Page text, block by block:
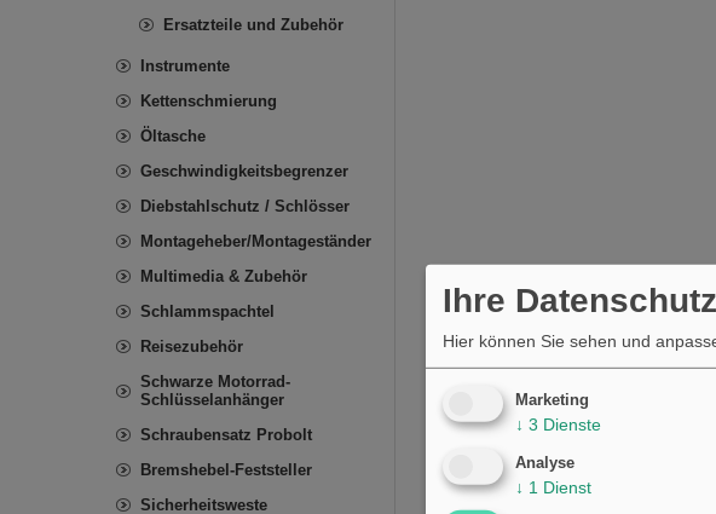
Ersatzteile und Zubehör
Instrumente
Kettenschmierung
Öltasche
Geschwindigkeitsbegrenzer
Diebstahlschutz / Schlösser
Montageheber/Montageständer
Multimedia & Zubehör
Schlammspachtel
Reisezubehör
Schwarze Motorrad-
Schlüsselanhänger
Schraubensatz Probolt
Bremshebel-Feststeller
Sicherheitsweste
Ihre
Hier können Sie sehen und
Marketing
↓ 3 Dienste
Analyse
↓ 1 Dienst